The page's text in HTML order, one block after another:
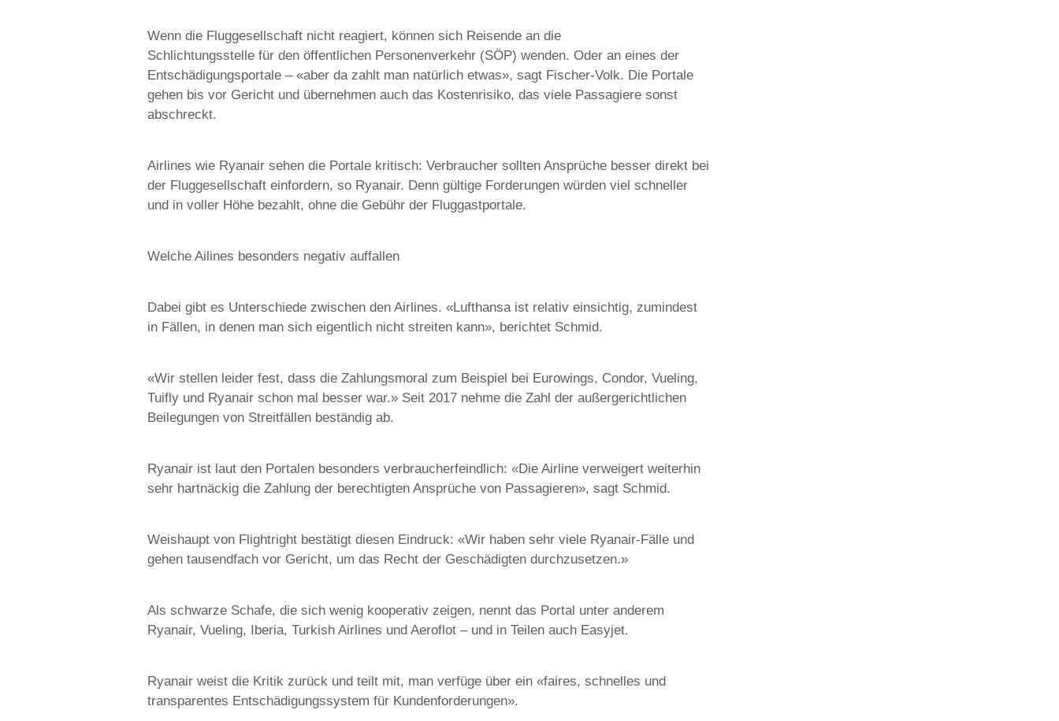
Wenn die Fluggesellschaft nicht reagiert, können sich Reisende an die
Schlichtungsstelle für den öffentlichen Personenverkehr (SÖP) wenden. Oder an eines der
Entschädigungsportale – «aber da zahlt man natürlich etwas», sagt Fischer-Volk. Die Portale
gehen bis vor Gericht und übernehmen auch das Kostenrisiko, das viele Passagiere sonst
abschreckt.
Airlines wie Ryanair sehen die Portale kritisch: Verbraucher sollten Ansprüche besser direkt bei
der Fluggesellschaft einfordern, so Ryanair. Denn gültige Forderungen würden viel schneller
und in voller Höhe bezahlt, ohne die Gebühr der Fluggastportale.
Welche Ailines besonders negativ auffallen
Dabei gibt es Unterschiede zwischen den Airlines. «Lufthansa ist relativ einsichtig, zumindest
in Fällen, in denen man sich eigentlich nicht streiten kann», berichtet Schmid.
«Wir stellen leider fest, dass die Zahlungsmoral zum Beispiel bei Eurowings, Condor, Vueling,
Tuifly und Ryanair schon mal besser war.» Seit 2017 nehme die Zahl der außergerichtlichen
Beilegungen von Streitfällen beständig ab.
Ryanair ist laut den Portalen besonders verbraucherfeindlich: «Die Airline verweigert weiterhin
sehr hartnäckig die Zahlung der berechtigten Ansprüche von Passagieren», sagt Schmid.
Weishaupt von Flightright bestätigt diesen Eindruck: «Wir haben sehr viele Ryanair-Fälle und
gehen tausendfach vor Gericht, um das Recht der Geschädigten durchzusetzen.»
Als schwarze Schafe, die sich wenig kooperativ zeigen, nennt das Portal unter anderem
Ryanair, Vueling, Iberia, Turkish Airlines und Aeroflot – und in Teilen auch Easyjet.
Ryanair weist die Kritik zurück und teilt mit, man verfüge über ein «faires, schnelles und
transparentes Entschädigungssystem für Kundenforderungen».